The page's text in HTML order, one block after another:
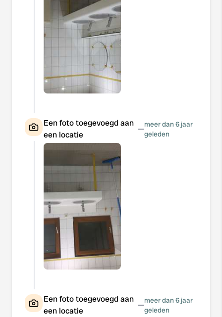
Een foto toegevoegd aan
een locatie
—meer dan 6 jaar
geleden
Een foto toegevoegd aan
een locatie
—meer dan 6 jaar
geleden